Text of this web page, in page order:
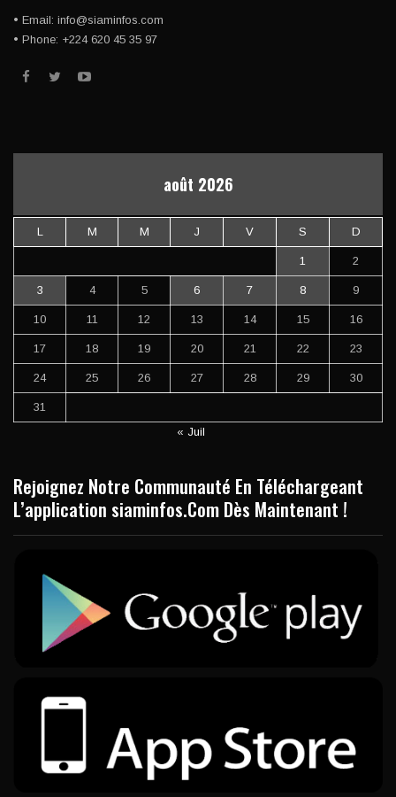
• Email: info@siaminfos.com
• Phone: +224 620 45 35 97
août 2026
L M M J V S D
1 2
3 4 5 6 7 8 9
10 11 12 13 14 15 16
17 18 19 20 21 22 23
24 25 26 27 28 29 30
31
« Juil
Rejoignez Notre Communauté En Téléchargeant
L’application siaminfos.Com Dès Maintenant !